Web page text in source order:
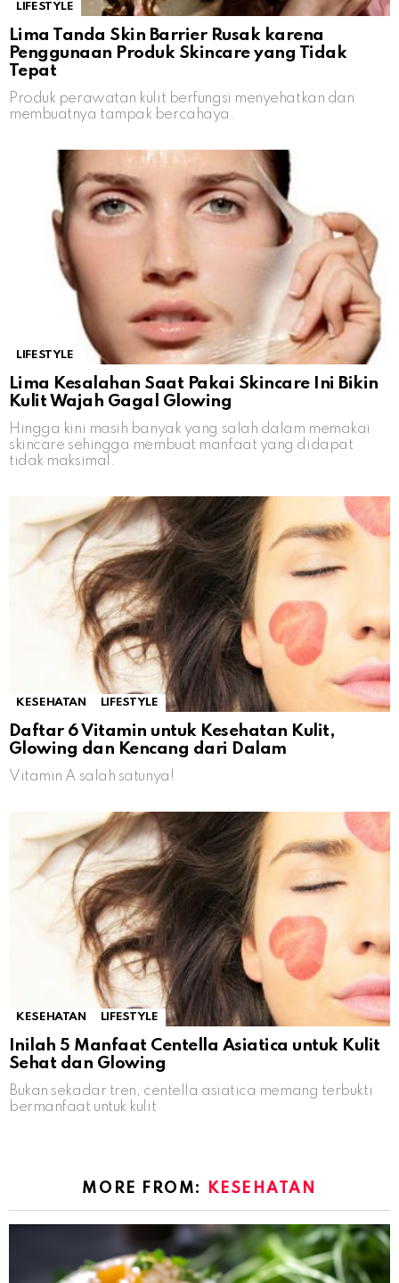
LIFESTYLE
Lima Tanda Skin Barrier Rusak karena
Penggunaan Produk Skincare yang Tidak
Tepat
Produk perawatan kulit berfungsi menyehatkan dan
membuatnya tampak bercahaya.
LIFESTYLE
Lima Kesalahan Saat Pakai Skincare Ini Bikin
Kulit Wajah Gagal Glowing
Hingga kini masih banyak yang salah dalam memakai
skincare sehingga membuat manfaat yang didapat
tidak maksimal.
KESEHATAN LIFESTYLE
Daftar 6 Vitamin untuk Kesehatan Kulit,
Glowing dan Kencang dari Dalam
Vitamin A salah satunya!
KESEHATAN LIFESTYLE
Inilah 5 Manfaat Centella Asiatica untuk Kulit
Sehat dan Glowing
Bukan sekadar tren, centella asiatica memang terbukti
bermanfaat untuk kulit
MORE FROM: KESEHATAN